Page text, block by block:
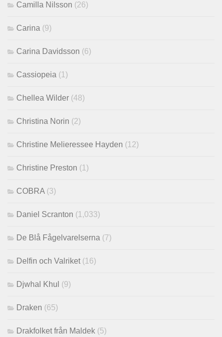
Camilla Nilsson (26)
Carina (9)
Carina Davidsson (6)
Cassiopeia (1)
Chellea Wilder (48)
Christina Norin (2)
Christine Melieressee Hayden (12)
Christine Preston (1)
COBRA (3)
Daniel Scranton (1,033)
De Blå Fågelvarelserna (7)
Delfin och Valriket (16)
Djwhal Khul (9)
Draken (65)
Drakfolket från Maldek (5)